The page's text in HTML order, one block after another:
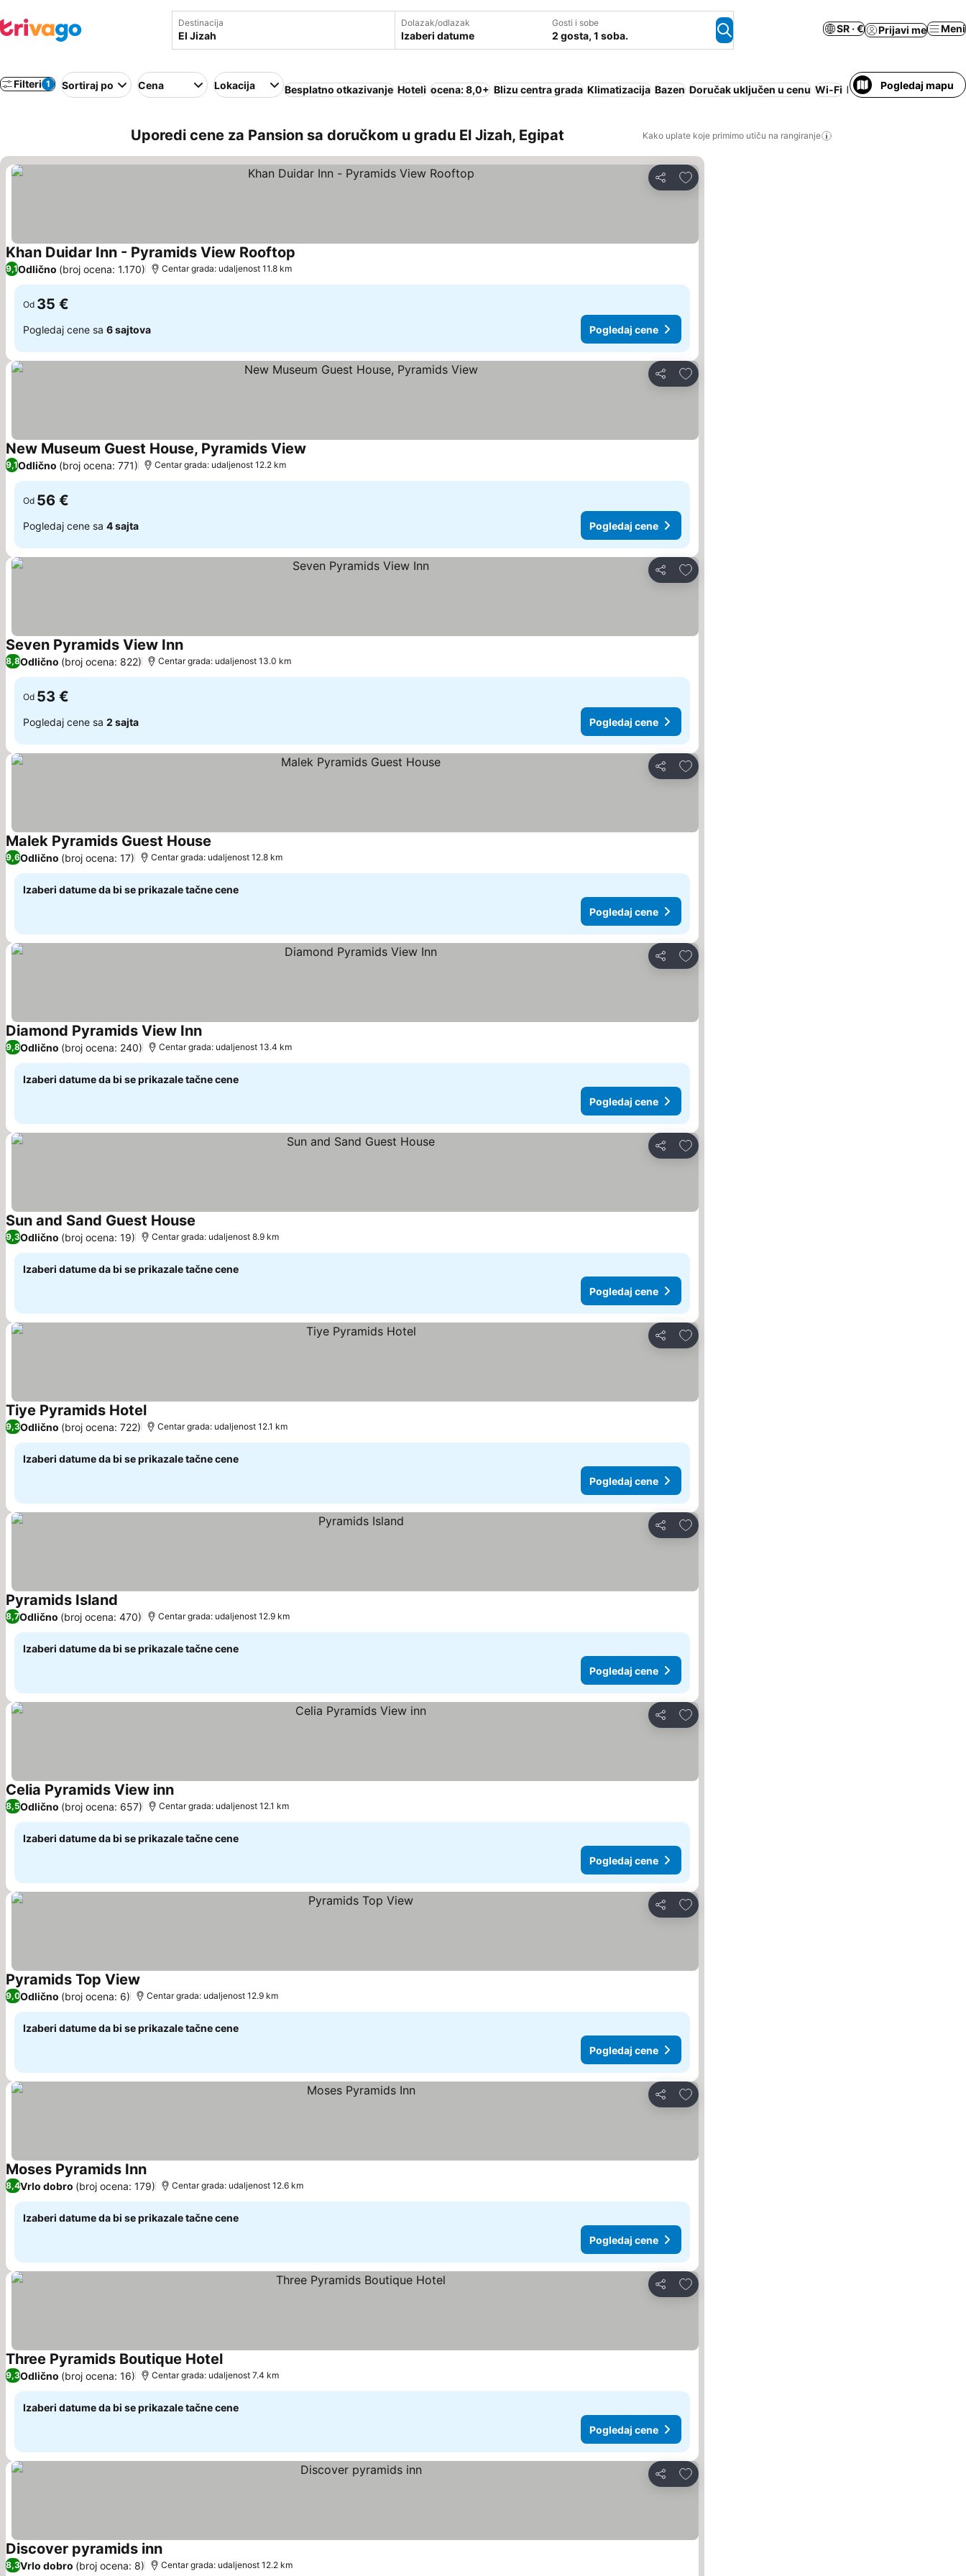
Destinacija Dolazak/odlazak
Izaberi datume
Gosti i sobe
2 gosta, 1 soba.
SR · € Prijavi me Meni
Filteri 1 Sortiraj po Cena Lokacija Besplatno otkazivanje Hoteli ocena: 8,0+ Blizu centra grada Klimatizacija Bazen Doručak uključen u cenu Wi-Fi Nije potrebno plaćanje
Pogledaj mapu
Uporedi cene za Pansion sa doručkom u gradu El Jizah, Egipat Kako uplate koje primimo utiču na rangiranje
Deli
Dodati u favorite
Khan Duidar Inn - Pyramids View Rooftop
9,1Odlično (broj ocena: 1.170) Centar grada: udaljenost 11.8 km
Od 35 €
Pogledaj cene sa 6 sajtova Pogledaj cene
Deli
Dodati u favorite
New Museum Guest House, Pyramids View
9,1Odlično (broj ocena: 771) Centar grada: udaljenost 12.2 km
Od 56 €
Pogledaj cene sa 4 sajta Pogledaj cene
Deli
Dodati u favorite
Seven Pyramids View InnPogledaj cene
8,8Odlično (broj ocena: 822) Centar grada: udaljenost 13.0 km
Od 53 €
Pogledaj cene sa 2 sajta Pogledaj cene
Deli
Dodati u favorite
Malek Pyramids Guest House
9,6Odlično (broj ocena: 17) Centar grada: udaljenost 12.8 km
Izaberi datume da bi se prikazale tačne cene
Pogledaj cene
Deli
Dodati u favorite
Diamond Pyramids View InnPogledaj cene
9,8Odlično (broj ocena: 240) Centar grada: udaljenost 13.4 km
Izaberi datume da bi se prikazale tačne cene
Pogledaj cene
Deli
Dodati u favorite
Sun and Sand Guest House
9,3Odlično (broj ocena: 19) Centar grada: udaljenost 8.9 km
Izaberi datume da bi se prikazale tačne cene
Pogledaj cene
Deli
Dodati u favorite
Tiye Pyramids HotelPogledaj cene
9,3Odlično (broj ocena: 722) Centar grada: udaljenost 12.1 km
Izaberi datume da bi se prikazale tačne cene
Pogledaj cene
Deli
Dodati u favorite
Pyramids Island Pogledaj cene
8,7Odlično (broj ocena: 470) Centar grada: udaljenost 12.9 km
Izaberi datume da bi se prikazale tačne cene
Pogledaj cene
Deli
Dodati u favorite
Celia Pyramids View innPogledaj cene
8,5Odlično (broj ocena: 657) Centar grada: udaljenost 12.1 km
Izaberi datume da bi se prikazale tačne cene
Pogledaj cene
Deli
Dodati u favorite
Pyramids Top ViewPogledaj cene
9,0Odlično (broj ocena: 6) Centar grada: udaljenost 12.9 km
Izaberi datume da bi se prikazale tačne cene
Pogledaj cene
Deli
Dodati u favorite
Moses Pyramids InnPogledaj cene
8,4Vrlo dobro (broj ocena: 179) Centar grada: udaljenost 12.6 km
Izaberi datume da bi se prikazale tačne cene
Pogledaj cene
Deli
Dodati u favorite
Three Pyramids Boutique HotelPogledaj cene
9,3Odlično (broj ocena: 16) Centar grada: udaljenost 7.4 km
Izaberi datume da bi se prikazale tačne cene
Pogledaj cene
Deli
Dodati u favorite
Discover pyramids innPogledaj cene
8,3Vrlo dobro (broj ocena: 8) Centar grada: udaljenost 12.2 km